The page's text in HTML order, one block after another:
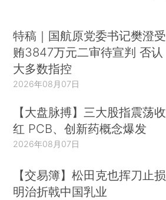
特稿｜国航原党委书记樊澄受
贿3847万元二审待宣判 否认
大多数指控
2026年08月07日
【大盘脉搏】三大股指震荡收
红 PCB、创新药概念爆发
2026年08月07日
【交易簿】松田克也挥刀止损
明治折戟中国乳业